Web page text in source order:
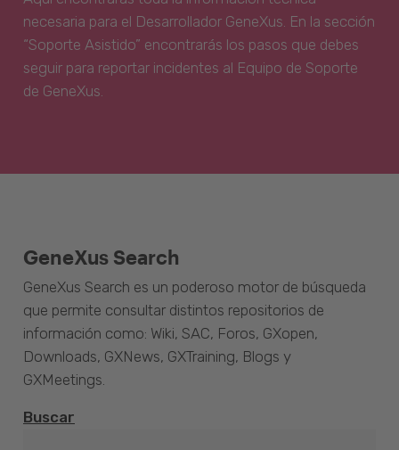
necesaria para el Desarrollador GeneXus. En la sección
“Soporte Asistido” encontrarás los pasos que debes
seguir para reportar incidentes al Equipo de Soporte
de GeneXus.
GeneXus Search
GeneXus Search es un poderoso motor de búsqueda
que permite consultar distintos repositorios de
información como: Wiki, SAC, Foros, GXopen,
Downloads, GXNews, GXTraining, Blogs y
GXMeetings.
Buscar